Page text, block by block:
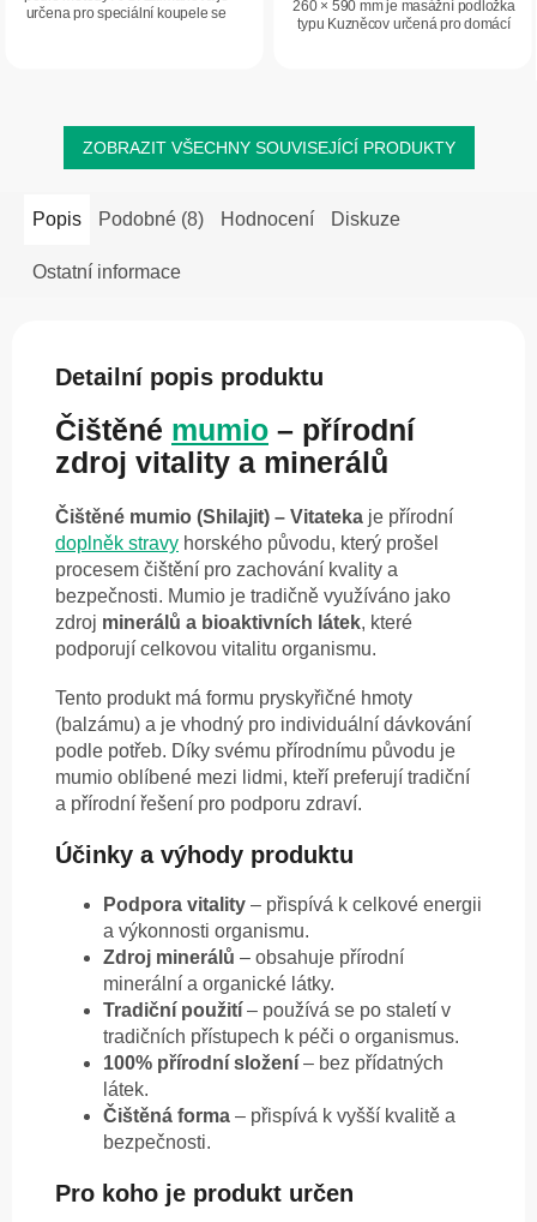
určena pro speciální koupele se
260 × 590 mm je masážní podložka
typu Kuzněcov určená pro domácí
ZOBRAZIT VŠECHNY SOUVISEJÍCÍ PRODUKTY
Popis Podobné (8) Hodnocení Diskuze
Ostatní informace
Detailní popis produktu
Čištěné mumio – přírodní
zdroj vitality a minerálů
Čištěné mumio (Shilajit) – Vitateka je přírodní
doplněk stravy horského původu, který prošel
procesem čištění pro zachování kvality a
bezpečnosti. Mumio je tradičně využíváno jako
zdroj minerálů a bioaktivních látek, které
podporují celkovou vitalitu organismu.
Tento produkt má formu pryskyřičné hmoty
(balzámu) a je vhodný pro individuální dávkování
podle potřeb. Díky svému přírodnímu původu je
mumio oblíbené mezi lidmi, kteří preferují tradiční
a přírodní řešení pro podporu zdraví.
Účinky a výhody produktu
Podpora vitality – přispívá k celkové energii
a výkonnosti organismu.
Zdroj minerálů – obsahuje přírodní
minerální a organické látky.
Tradiční použití – používá se po staletí v
tradičních přístupech k péči o organismus.
100% přírodní složení – bez přídatných
látek.
Čištěná forma – přispívá k vyšší kvalitě a
bezpečnosti.
Pro koho je produkt určen